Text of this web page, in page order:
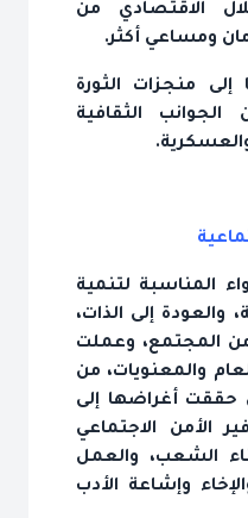
الاقتصادي من
ومساعي أكثر.
منجزات الثورة
الثقافية
المناسبة لتنمية
والعودة إلى الذات،
من المجتمع، وعملت
والمعنويات، من
حققت أغراضها إلى
الأمن الاجتماعي
الشعب، والعمل
وإشاعة الأدب